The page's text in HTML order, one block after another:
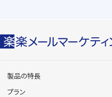
製品の特長
プラン